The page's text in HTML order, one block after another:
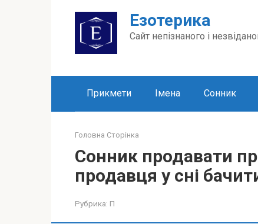
Езотерика
Сайт непізнаного і
Прикмети Імена Сонник
Головна Сторінка
Сонник продавати
продавця у сні
Рубрика: П